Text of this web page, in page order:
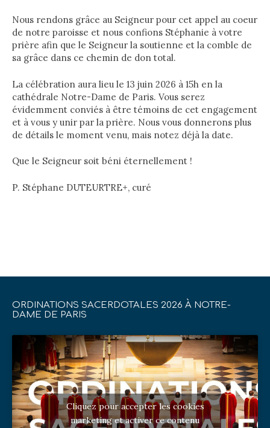
Nous rendons grâce au Seigneur pour cet appel au coeur
de notre paroisse et nous confions Stéphanie à votre
prière afin que le Seigneur la soutienne et la comble de
sa grâce dans ce chemin de don total.
La célébration aura lieu le 13 juin 2026 à 15h en la
cathédrale Notre-Dame de Paris. Vous serez
évidemment conviés à être témoins de cet engagement
et à vous y unir par la prière. Nous vous donnerons plus
de détails le moment venu, mais notez déjà la date.
Que le Seigneur soit béni éternellement !
P. Stéphane DUTEURTRE+, curé
ORDINATIONS SACERDOTALES 2026 À NOTRE-
DAME DE PARIS
Cliquez pour accepter les cookies
marketing et activer ce contenu